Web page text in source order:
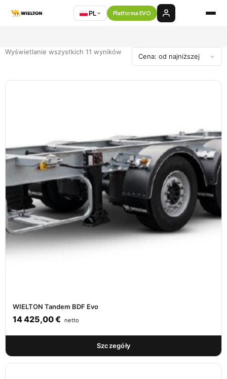
PL Platforma EVO
Wyświetlanie wszystkich 11 wyników
WIELTON Tandem BDF Evo
14 425,00€ netto
Szczegóły